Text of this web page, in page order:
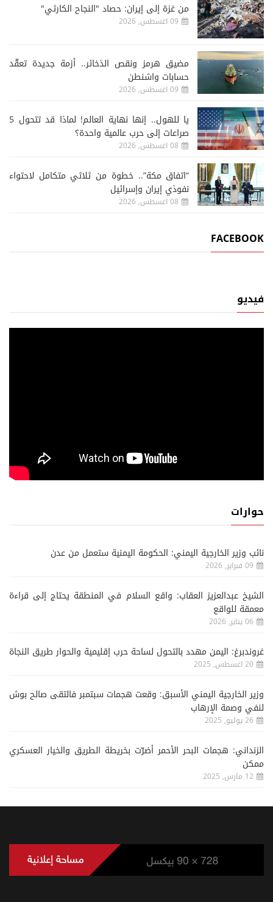
من غزة إلى إيران: حصاد "النجاح الكارثي"
09 اغسطس, 2026
مضيق هرمز ونقص الذخائر.. أزمة جديدة تعقّد
حسابات واشنطن
09 اغسطس, 2026
يا للهول.. إنها نهاية العالم! لماذا قد تتحول 5
صراعات إلى حرب عالمية واحدة؟
08 اغسطس, 2026
“اتفاق مكة”.. خطوة من ثلاثي متكامل لاحتواء
نفوذي إيران وإسرائيل
08 اغسطس, 2026
FACEBOOK
فيديو
حوارات
نائب وزير الخارجية اليمني: الحكومة اليمنية ستعمل من عدن
09 فبراير, 2026
الشيخ عبدالعزيز العقاب: واقع السلام في المنطقة يحتاج إلى قراءة
معمقة للواقع
06 يناير, 2026
غروندبرغ: اليمن مهدد بالتحول لساحة حرب إقليمية والحوار طريق النجاة
20 اغسطس, 2025
وزير الخارجية اليمني الأسبق: وقعت هجمات سبتمبر فالتقى صالح بوش
لنفي وصمة الإرهاب
26 يوليو, 2025
الزنداني: هجمات البحر الأحمر أضرّت بخريطة الطريق والخيار العسكري
ممكن
12 مارس, 2025